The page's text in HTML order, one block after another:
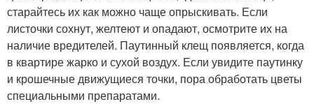
старайтесь их как можно чаще опрыскивать. Если
листочки сохнут, желтеют и опадают, осмотрите их на
наличие вредителей. Паутинный клещ появляется, когда
в квартире жарко и сухой воздух. Если увидите паутинку
и крошечные движущиеся точки, пора обработать цветы
специальными препаратами.